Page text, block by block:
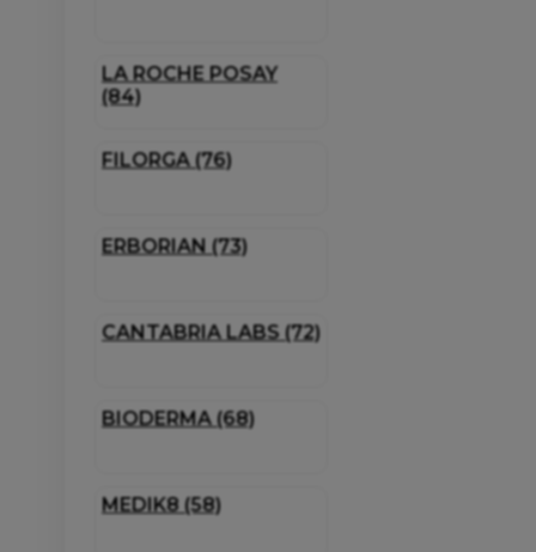
LA ROCHE POSAY
(84)
FILORGA (76)
ERBORIAN (73)
CANTABRIA LABS (72)
BIODERMA (68)
MEDIK8 (58)